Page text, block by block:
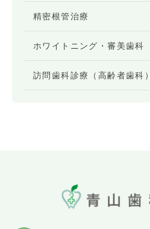
精密根管治療
ホワイトニング・審美歯科
訪問歯科診療（高齢者歯科）